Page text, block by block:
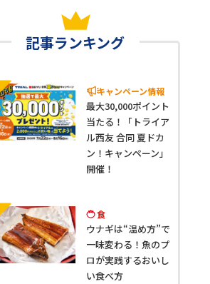
記事ランキング
キャンペーン情報
最大30,000ポイント
当たる！「トライア
ル西友 合同 夏ドカ
ン！キャンペーン」
開催！
食
ウナギは“温め方”で
一味変わる！魚のプ
ロが実践するおいし
い食べ方